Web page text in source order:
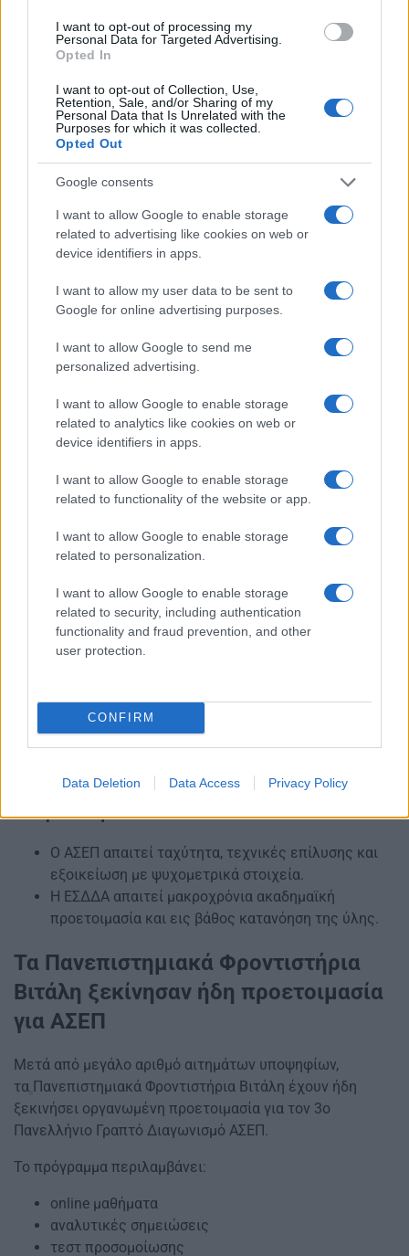
I want to opt-out of processing my
Personal Data for Targeted Advertising.
Opted In
I want to opt-out of Collection, Use,
Retention, Sale, and/or Sharing of my
Personal Data that Is Unrelated with the
Purposes for which it was collected.
Opted Out
Google consents
I want to allow Google to enable storage
related to advertising like cookies on web or
device identifiers in apps.
I want to allow my user data to be sent to
Google for online advertising purposes.
I want to allow Google to send me
personalized advertising.
I want to allow Google to enable storage
related to analytics like cookies on web or
device identifiers in apps.
I want to allow Google to enable storage
related to functionality of the website or app.
I want to allow Google to enable storage
related to personalization.
I want to allow Google to enable storage
related to security, including authentication
functionality and fraud prevention, and other
user protection.
CONFIRM
Data Deletion Data Access Privacy Policy
σε μία απλή θέση διοικητικού υπαλλήλου. Οι
επιτυχόντες φοιτούν στη Σχολή και στη συνέχεια
Διοίκησης.Είναι ο μόνος διαγωνισμός δημοσίου που
διορίζεσαι από την πρώτη μέρα φοίτησης στη σχολή και
λαμβάνεις κανονικές απολαβές.
Ο διαγωνισμός της ΕΣΔΔΑ χαρακτηρίζεται από:
απαιτητική θεωρητική προετοιμασία
ανάπτυξη θεμάτων
υψηλό επίπεδο δυσκολίας
έμφαση στην ανάλυση και την κριτική σκέψη
ΕΣΔΔΑ
1. Στόχος του διαγωνισμού
Ο ΑΣΕΠ οδηγεί σε διορισμούς στο Δημόσιο.
Διοίκησης και διορισμό σε Διοικητική θέση.
Ο ΑΣΕΠ βασίζεται κυρίως σε multiple choice
εξέταση γνώσεων και δεξιοτήτων.
Η ΕΣΔΔΑ περιλαμβάνει απαιτητικά θέματα
ανάπτυξης και σύνθετης ανάλυσης.
Στον νέο ΑΣΕΠ οι δεξιότητες αποκτούν πλέον
καθοριστικό ρόλο.
Στην ΕΣΔΔΑ η θεωρητική κατάρτιση παραμένει
βασικός πυλώνας επιτυχίας.
4. Προετοιμασία
Ο ΑΣΕΠ απαιτεί ταχύτητα, τεχνικές επίλυσης και
εξοικείωση με ψυχομετρικά στοιχεία.
Η ΕΣΔΔΑ απαιτεί μακροχρόνια ακαδημαϊκή
προετοιμασία και εις βάθος κατανόηση της ύλης.
Τα Πανεπιστημιακά Φροντιστήρια
Βιτάλη ξεκίνησαν ήδη προετοιμασία
για ΑΣΕΠ
Μετά από μεγάλο αριθμό αιτημάτων υποψηφίων,
τα Πανεπιστημιακά Φροντιστήρια Βιτάλη έχουν ήδη
ξεκινήσει οργανωμένη προετοιμασία για τον 3ο
Πανελλήνιο Γραπτό Διαγωνισμό ΑΣΕΠ.
Το πρόγραμμα περιλαμβάνει:
online μαθήματα
αναλυτικές σημειώσεις
τεστ προσομοίωσης